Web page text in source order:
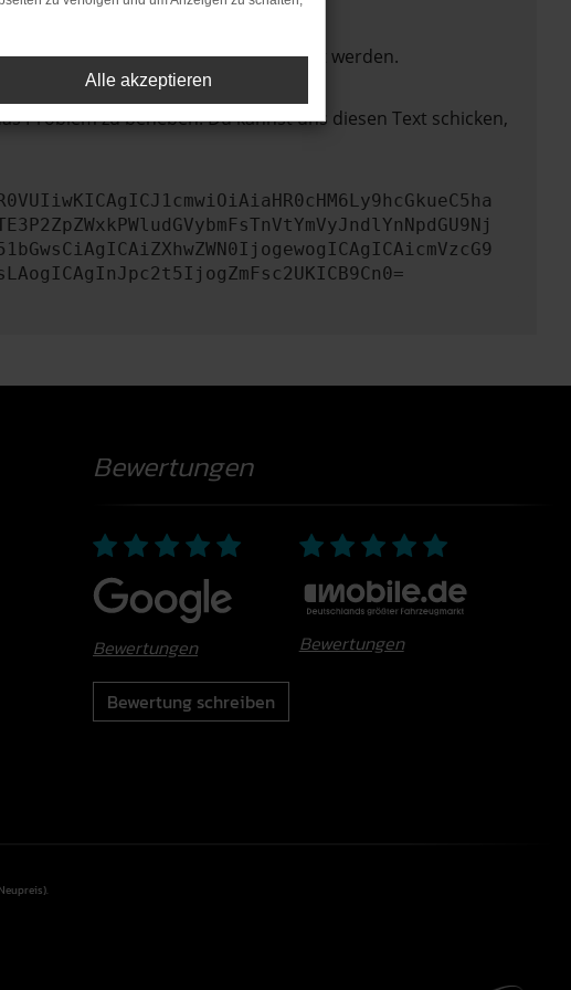
Funktionen nicht mehr unterstützt werden.
Problem zu beheben. Du kannst uns diesen Text schicken,
Bewertungen
Bewertungen Bewertungen
Bewertung schreiben
Alle akzeptieren